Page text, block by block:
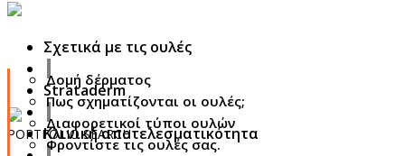
PORTFOLIO SEARCH
Σχετικά με τις ουλές
Δομή δέρματος
Πως σχηματίζονται οι ουλές;
Διαφορετικοί τύποι ουλών
Φροντίστε τις ουλές σας.
Strataderm
Κλινική αποτελεσματικότητα